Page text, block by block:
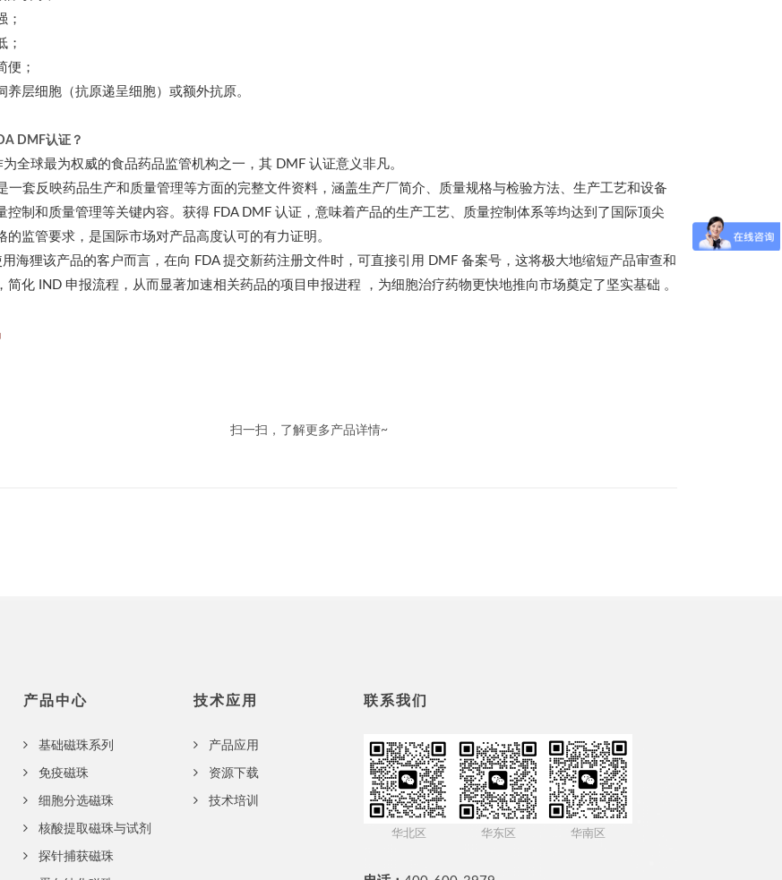
；
；
便；
养层细胞（抗原递呈细胞）或额外抗原。
DMF认证？
全球最为权威的食品药品监管机构之一，其 DMF 认证意义非凡。
套反映药品生产和质量管理等方面的完整文件资料，涵盖生产厂简介、质量规格与检验方法、生产工艺和设备
控制和质量管理等关键内容。获得 FDA DMF 认证，意味着产品的生产工艺、质量控制体系等均达到了国际顶尖
的监管要求，是国际市场对产品高度认可的有力证明。
狸该产品的客户而言，在向 FDA 提交新药注册文件时，可直接引用 DMF 备案号，这将极大地缩短产品审查和
简化 IND 申报流程，从而显著加速相关药品的项目申报进程 ，为细胞治疗药物更快地推向市场奠定了坚实基础 。
扫一扫，了解更多产品详情~
产品中心
基础磁珠系列
免疫磁珠
细胞分选磁珠
核酸提取磁珠与试剂
探针捕获磁珠
技术应用
产品应用
资源下载
技术培训
联系我们
华北区 华东区 华南区